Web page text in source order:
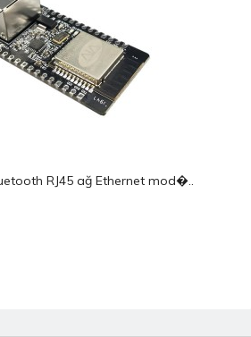
RJ45 ağ Ethernet mod�..